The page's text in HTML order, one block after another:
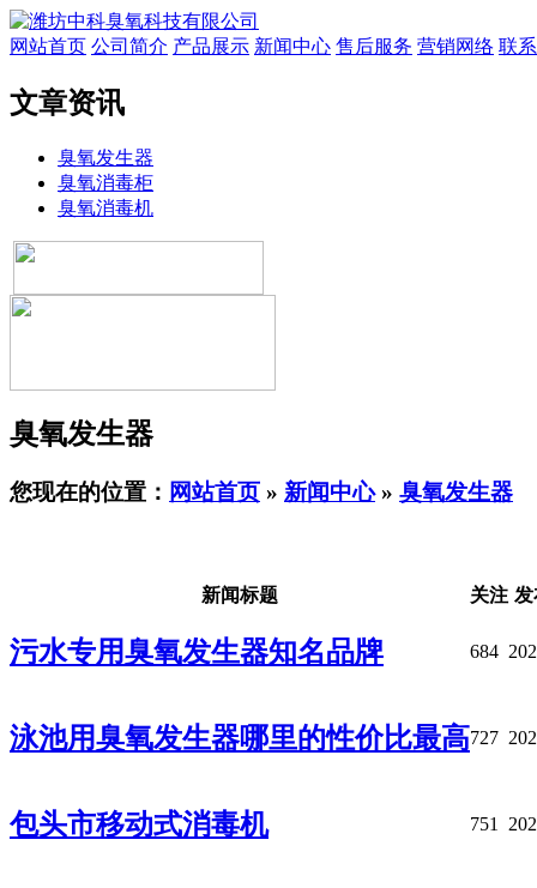
网站首页 公司简介 产品展示 新闻中心 售后服务 营销网络 联
文章资讯
臭氧发生器
臭氧消毒柜
臭氧消毒机
臭氧发生器
您现在的位置： 网站首页 » 新闻中心» 臭氧发生器
新闻标题 关注 发
污水专用臭氧发生器知名品牌 684
泳池用臭氧发生器哪里的性价比最高727
包头市移动式消毒机 751